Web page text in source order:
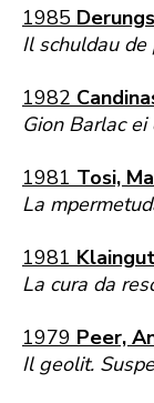
1985
Il schuldau de
1982
Gion Barlac
1981 Tosi,
La
1981
La cura da
1979 Peer,
Il geolit.